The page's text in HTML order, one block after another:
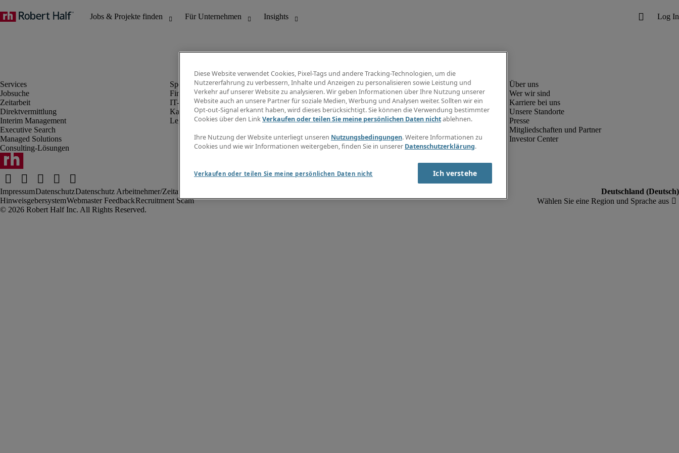
Jobsuche
Zeitarbeit
Direktvermittlung
Interim Management
Executive Search
Managed Solutions
Consulting-Lösungen
Finanz- & Rechnungswesen
IT-Bereich
Kaufmännischer Bereich
Legal
Info Center
Jobübersicht
Gehaltsübersicht
E-Learning
Wer wir sind
Karriere bei uns
Unsere Standorte
Presse
Mitgliedschaften und Partner
Investor Center
ImpressumDatenschutzDatenschutz Arbeitnehmer/Zeitarbeitskräfte
HinweisgebersystemWebmaster FeedbackRecruitment Scam
Diese Website verwendet Cookies, Pixel-Tags und andere Tracking-Technologien, um die
Nutzererfahrung zu verbessern, Inhalte und Anzeigen zu personalisieren sowie Leistung und
Verkehr auf unserer Website zu analysieren. Wir geben Informationen über Ihre Nutzung unserer
Website auch an unsere Partner für soziale Medien, Werbung und Analysen weiter. Sollten wir ein
Opt-out-Signal erkannt haben, wird dieses berücksichtigt. Sie können die Verwendung bestimmter
Cookies über den LinkVerkaufen oder teilen Sie meine persönlichen Daten nichtablehnen.
Ihre Nutzung der Website unterliegt unseren Nutzungsbedingungen. Weitere Informationen zu
Cookies und wie wir Informationen weitergeben, finden Sie in unserer Datenschutzerklärung.
Verkaufen oder teilen Sie meine persönlichen Daten nicht Ich verstehe